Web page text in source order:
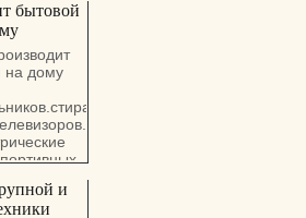
навесные
.); -
-
бытовой
на дому
3
и